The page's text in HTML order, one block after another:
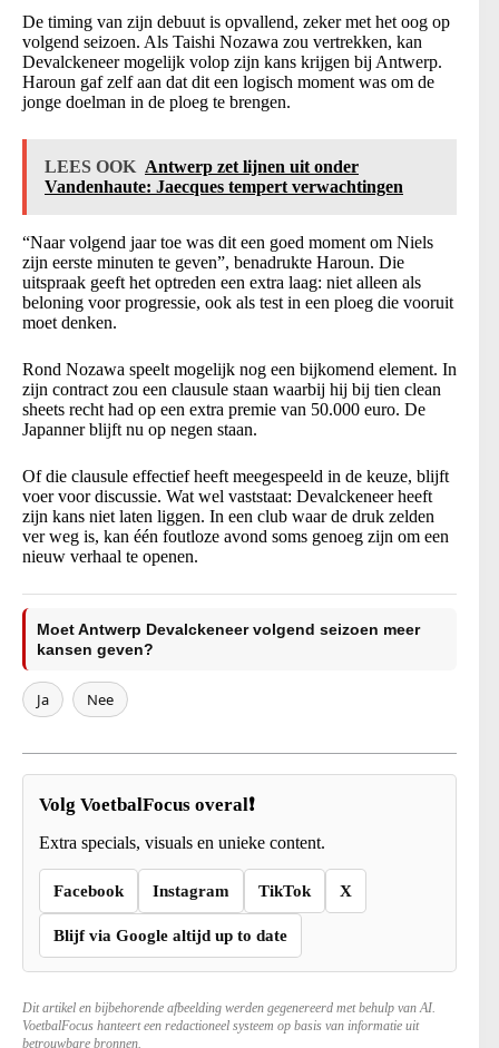
De timing van zijn debuut is opvallend, zeker met het oog op
volgend seizoen. Als Taishi Nozawa zou vertrekken, kan
Devalckeneer mogelijk volop zijn kans krijgen bij Antwerp.
Haroun gaf zelf aan dat dit een logisch moment was om de
jonge doelman in de ploeg te brengen.
LEES OOK Antwerp zet lijnen uit onder
Vandenhaute: Jaecques tempert verwachtingen
“Naar volgend jaar toe was dit een goed moment om Niels
zijn eerste minuten te geven”, benadrukte Haroun. Die
uitspraak geeft het optreden een extra laag: niet alleen als
beloning voor progressie, ook als test in een ploeg die vooruit
moet denken.
Rond Nozawa speelt mogelijk nog een bijkomend element. In
zijn contract zou een clausule staan waarbij hij bij tien clean
sheets recht had op een extra premie van 50.000 euro. De
Japanner blijft nu op negen staan.
Of die clausule effectief heeft meegespeeld in de keuze, blijft
voer voor discussie. Wat wel vaststaat: Devalckeneer heeft
zijn kans niet laten liggen. In een club waar de druk zelden
ver weg is, kan één foutloze avond soms genoeg zijn om een
nieuw verhaal te openen.
Moet Antwerp Devalckeneer volgend seizoen meer
kansen geven?
Ja Nee
Volg VoetbalFocus overal❗
Extra specials, visuals en unieke content.
Facebook Instagram TikTok X
Blijf via Google altijd up to date
Dit artikel en bijbehorende afbeelding werden gegenereerd met behulp van AI.
VoetbalFocus hanteert een redactioneel systeem op basis van informatie uit
betrouwbare bronnen.